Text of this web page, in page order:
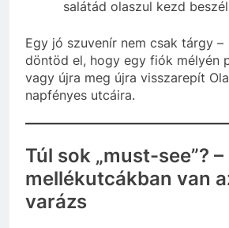
salátád olaszul kezd
Egy jó szuvenír nem csak tárgy –
döntöd el, hogy egy fiók mélyén
vagy újra meg újra visszarepít
napfényes utcáira.
Túl sok „must-see”?
mellékutcákban van
varázs